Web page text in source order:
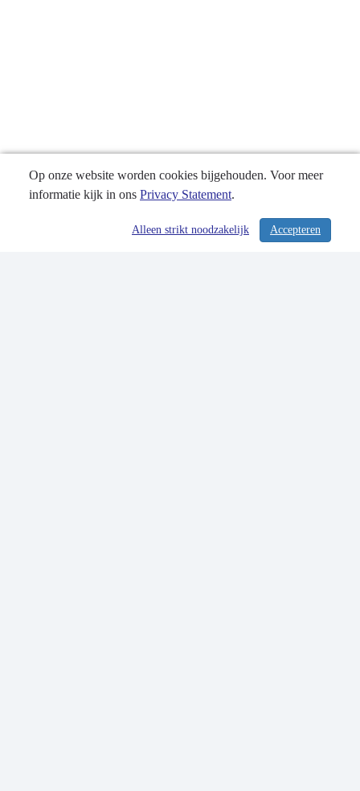
/ 357
Op onze website worden cookies bijgehouden. Voor meer
informatie kijk in ons Privacy Statement.
Accepteren
Alleen strikt noodzakelijk